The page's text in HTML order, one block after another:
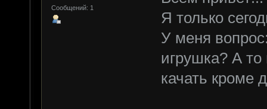
Сообщений: 1
Я только
У меня
игрушка? А
качать кроме